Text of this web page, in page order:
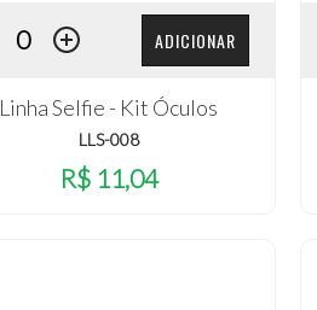
ADICIONAR
Linha Selfie - Kit Óculos
LLS-008
R$ 11,04